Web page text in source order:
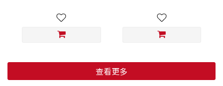
查看更多